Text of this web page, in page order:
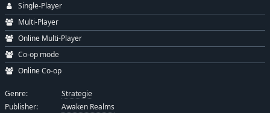
Single-Player
Multi-Player
Online Multi-Player
Co-op mode
Online Co-op
Genre:
Strategie
Publisher:
Awaken Realms